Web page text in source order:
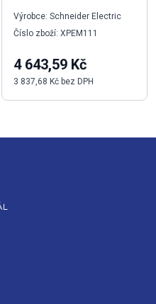
Výrobce: Schneider Electric
Číslo zboží: XPEM111
4 643,59 Kč
3 837,68 Kč bez DPH